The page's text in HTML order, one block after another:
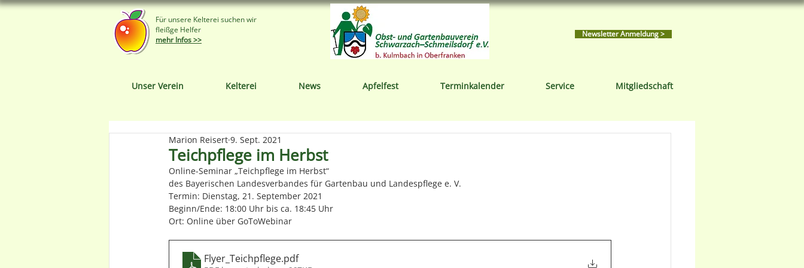
Newsletter Anmeldung >
Unser Verein Kelterei News Apfelfest Terminkalender Service Mitgliedschaft
Für unsere Kelterei suchen wir
fleißge Helfer
mehr Infos >>
Teichpflege im Herbst
Marion Reisert 9. Sept. 2021
Online-Seminar „Teichpflege im Herbst“
des Bayerischen Landesverbandes für Gartenbau und Landespflege e. V.
Termin: Dienstag, 21. September 2021
Beginn/Ende: 18:00 Uhr bis ca. 18:45 Uhr
Ort: Online über GoToWebinar
Flyer_Teichpflege.pdf